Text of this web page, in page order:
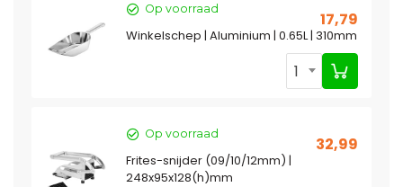
Op voorraad
17,79
Winkelschep | Aluminium | 0.65L | 310mm
1
Op voorraad
32,99
Frites-snijder (09/10/12mm) |
248x95x128(h)mm